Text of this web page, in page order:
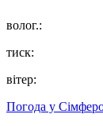
волог.:
тиск:
вітер:
Погода у